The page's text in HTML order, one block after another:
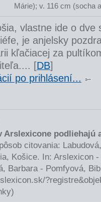
Márie); v. 116 cm (socha
vlastne ide o dve
je anjelsky
kľačiacej za
[DB]
po prihlásení...
Arslexicone podliehajú
citovania:
Košice. In: Arslexicon
Barbara - Pomfyová,